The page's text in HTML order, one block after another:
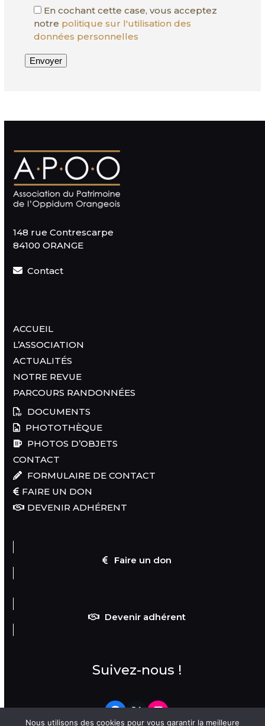
En cochant cette case, vous acceptez
notre politique sur l'utilisation des
données personnelles
148 rue Contrescarpe
84100 ORANGE
Contact
ACCUEIL
L’ASSOCIATION
ACTUALITÉS
NOTRE REVUE
PARCOURS RANDONNÉES
DOCUMENTS
PHOTOTHÈQUE
PHOTOS D’OBJETS
CONTACT
FORMULAIRE DE CONTACT
FAIRE UN DON
DEVENIR ADHÉRENT
Faire un don
Devenir adhérent
Suivez-nous !
Nous utilisons des cookies pour vous garantir la meilleure